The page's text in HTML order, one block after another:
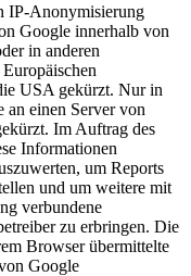
IP-Anonymisierung
Google innerhalb von
in anderen
USA gekürzt. Nur in
einen Server von
Im Auftrag des
Informationen
um Reports
und um weitere mit
verbundene
zu erbringen. Die
Browser übermittelte
Google